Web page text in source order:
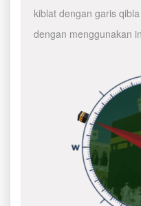
kiblat dengan garis
dengan menggunakan